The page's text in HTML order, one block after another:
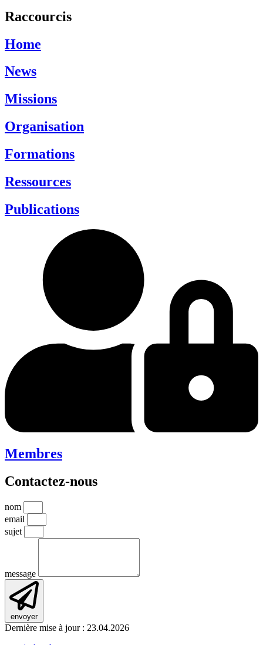
Raccourcis
Home
News
Missions
Organisation
Formations
Ressources
Publications
Membres
Contactez-nous
nom
email
sujet
message
envoyer
Dernière mise à jour : 23.04.2026